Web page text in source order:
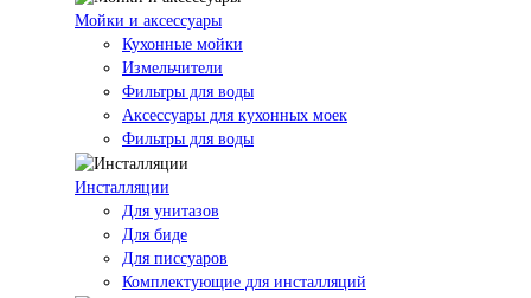
Мойки и аксессуары
Кухонные мойки
Измельчители
Фильтры для воды
Аксессуары для кухонных моек
Фильтры для воды
Инсталляции
Для унитазов
Для биде
Для писсуаров
Комплектующие для инсталляций